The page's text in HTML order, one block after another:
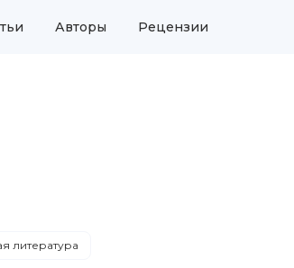
Авторы Рецензии
литература